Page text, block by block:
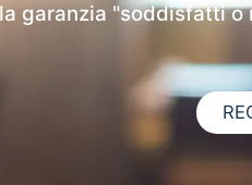
garanzia "soddisfatti